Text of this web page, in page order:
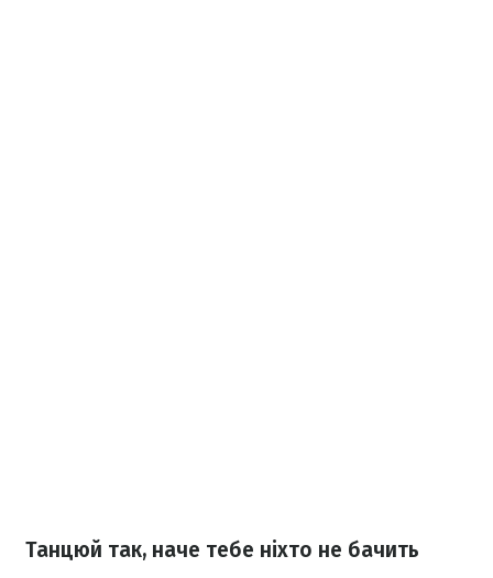
Танцюй так, наче тебе ніхто не бачить